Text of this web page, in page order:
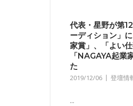
代表・星野が第
ーディション」
家賞」、「よい仕
「NAGAYA起業
た
2019/12/06 登壇情
...